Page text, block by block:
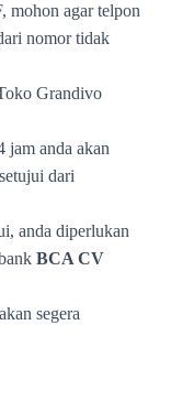
mohon agar telpon
nomor tidak
Grandivo
jam anda akan
dari
anda diperlukan
BCA CV
segera